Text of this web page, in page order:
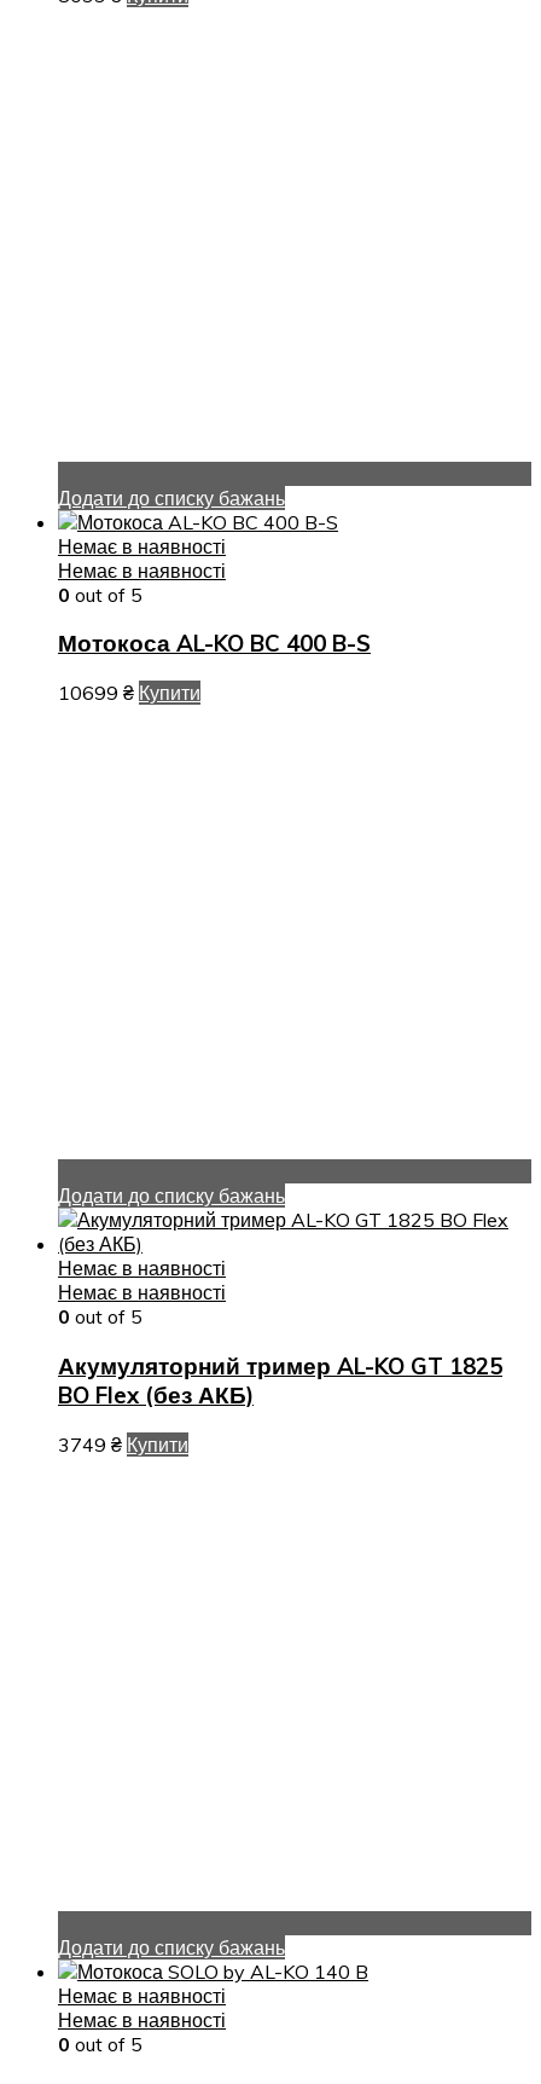
Додати до списку бажань
Немає в наявності
Немає в наявності
0 out of 5
Мотокоса AL-KO BC 400 B-S
10699 ₴ Купити
Додати до списку бажань
Немає в наявності
Немає в наявності
0 out of 5
Акумуляторний тример AL-KO GT 1825
BO Flex (без АКБ)
3749 ₴ Купити
Додати до списку бажань
Немає в наявності
Немає в наявності
0 out of 5